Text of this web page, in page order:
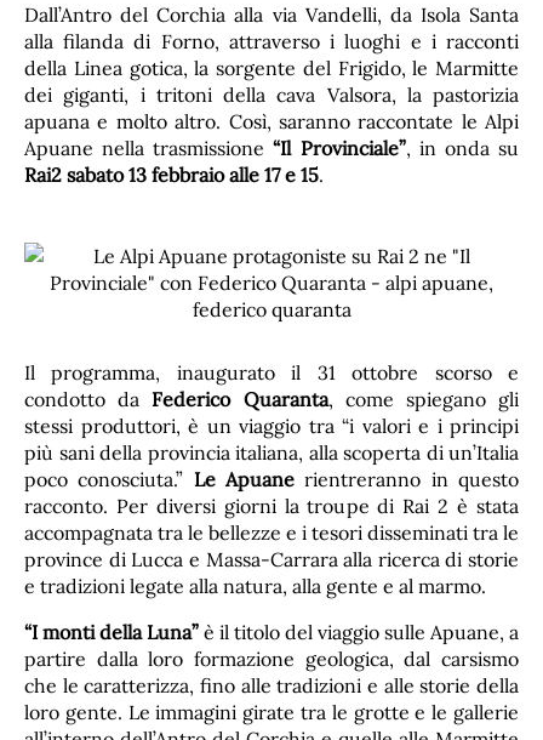
Dall’Antro del Corchia alla via Vandelli, da Isola Santa
alla filanda di Forno, attraverso i luoghi e i racconti
della Linea gotica, la sorgente del Frigido, le Marmitte
dei giganti, i tritoni della cava Valsora, la pastorizia
apuana e molto altro. Così, saranno raccontate le Alpi
Apuane nella trasmissione “Il Provinciale”, in onda su
Rai2 sabato 13 febbraio alle 17 e 15.
Il programma, inaugurato il 31 ottobre scorso e
condotto daFederico Quaranta, come spiegano gli
stessi produttori, è un viaggio tra “i valori e i principi
più sani della provincia italiana, alla scoperta di un’Italia
poco conosciuta.” Le Apuane rientreranno in questo
racconto. Per diversi giorni la troupe di Rai 2 è stata
accompagnata tra le bellezze e i tesori disseminati tra le
province di Lucca e Massa-Carrara alla ricerca di storie
e tradizioni legate alla natura, alla gente e al marmo.
“I monti della Luna” è il titolo del viaggio sulle Apuane, a
partire dalla loro formazione geologica, dal carsismo
che le caratterizza, fino alle tradizioni e alle storie della
loro gente. Le immagini girate tra le grotte e le gallerie